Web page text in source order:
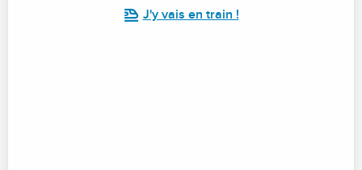
J'y vais en train !